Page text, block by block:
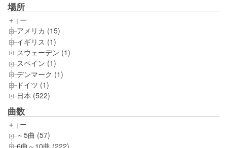
場所
＋ ｜ ー
アメリカ (15)
イギリス (1)
スウェーデン (1)
スペイン (1)
デンマーク (1)
ドイツ (1)
日本 (522)
曲数
＋ ｜ ー
～5曲 (57)
6曲～10曲 (222)